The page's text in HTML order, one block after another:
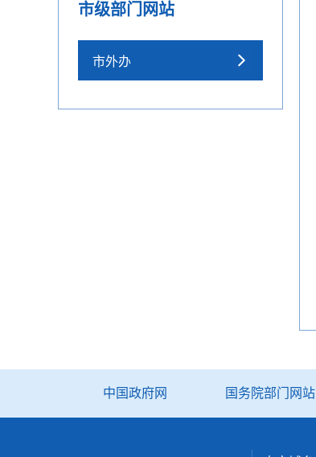
市级部门网站
市外办
中国政府网 国务院部门网站